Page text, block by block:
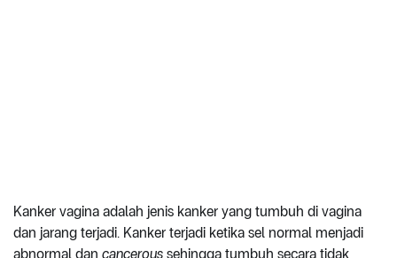
Kanker vagina adalah jenis kanker yang tumbuh di vagina
dan jarang terjadi. Kanker terjadi ketika sel normal menjadi
abnormal dan cancerous sehingga tumbuh secara tidak